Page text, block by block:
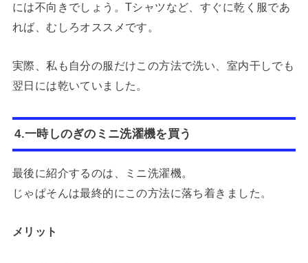
には不向きでしょう。Tシャツなど、すぐに乾く服であ
れば、むしろオススメです。
実際、私も自分の服だけこの方法で洗い、室内干しでも
翌日には乾いていました。
4.一時しのぎのミニ洗濯機を買う
最後に紹介するのは、ミニ洗濯機。
じゃぱそんは最終的にこの方法に落ち着きました。
メリット